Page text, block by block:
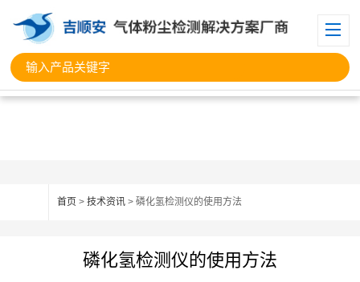
首页 > 技术资讯 > 磷化氢检测仪的使用方法
磷化氢检测仪的使用方法